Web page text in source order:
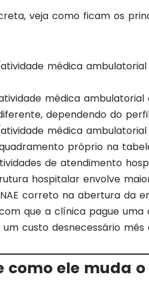
veja como ficam os
médica
médica
dependendo do
médica
próprio na
de atendimento
hospitalar envolve
correto na abertura da
que a clínica pague uma
custo desnecessário mês
como ele muda